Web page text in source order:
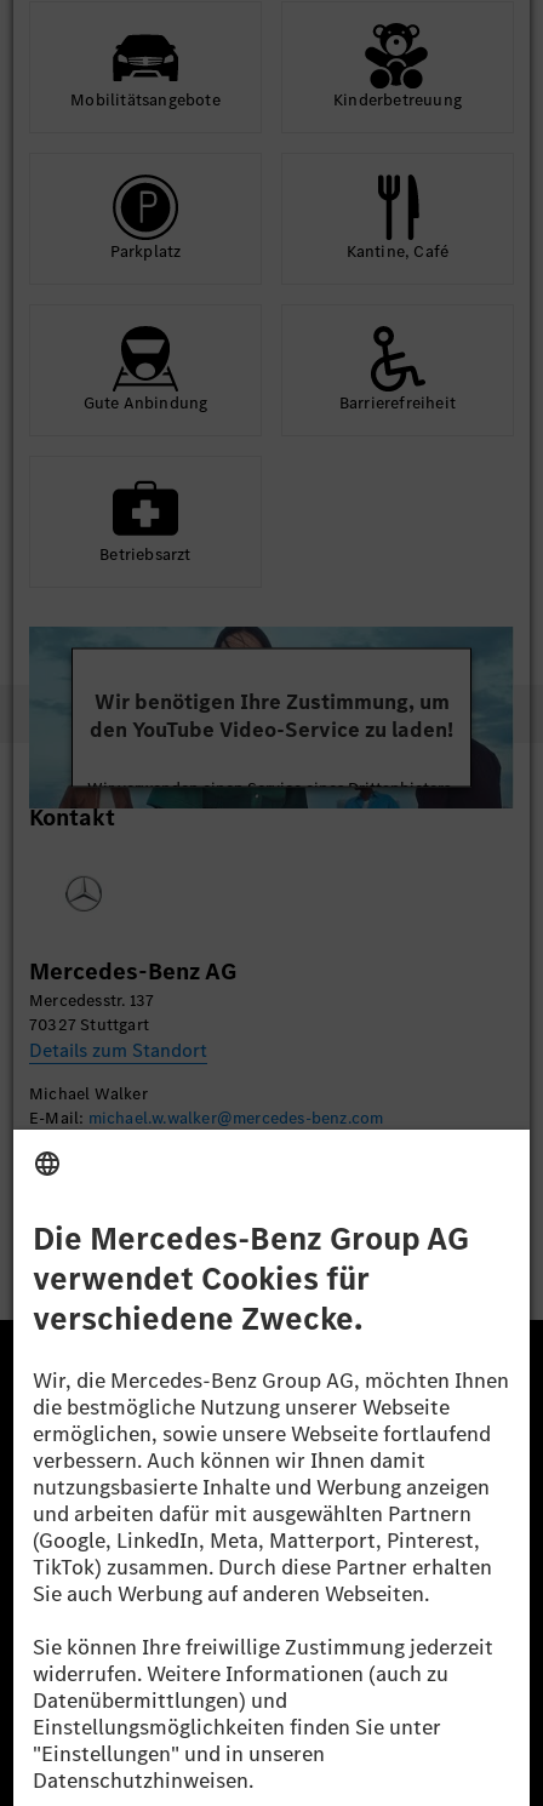
Mobilitäts­angebote Kinder­betreuung
Park­platz Kantine, Café
Gute An­bindung Barriere­frei­heit
Betriebs­arzt
Wir benötigen Ihre Zustimmung, um
den YouTube Video-Service zu laden!
Wir verwenden einen Service eines Drittanbieters,
um Videoinhalte einzubetten. Dieser Service kann
Kontakt
Mercedes-Benz AG
Mercedesstr. 137
70327 Stuttgart
Details zum Standort
Michael Walker
E-Mail: michael.w.walker@mercedes-benz.com
Bewerben
Die Mercedes-Benz Group.
Die Mercedes-Benz Group AG (ehemals Daimler AG)
ist eines der erfolgreichsten Automobilunternehmen
der Welt. Mit der Mercedes-Benz AG gehören wir zu
den größten Anbietern von Premium- und Luxus-Pkw
und Vans. Die Mercedes-Benz Mobility AG bietet
Finanzierung, Leasing, Fahrzeugabos und –miete,
Flottenmanagement, digitale Services rund um Laden
und Bezahlen, die Vermittlung von Versicherungen
sowie innovative Mobilitätsdienstleistungen an.
Mehr erfahren